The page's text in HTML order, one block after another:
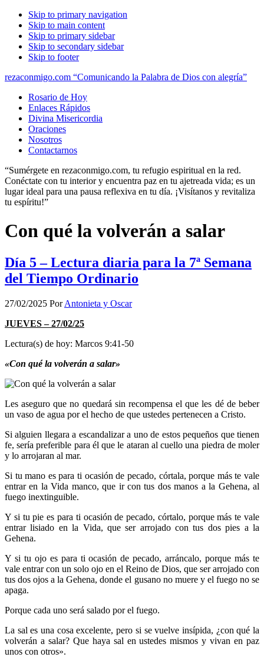
Skip to primary navigation
Skip to main content
Skip to primary sidebar
Skip to secondary sidebar
Skip to footer
rezaconmigo.com “Comunicando la Palabra de Dios con alegría”
Rosario de Hoy
Enlaces Rápidos
Divina Misericordia
Oraciones
Nosotros
Contactarnos
“Sumérgete en rezaconmigo.com, tu refugio espiritual en la red.
Conéctate con tu interior y encuentra paz en tu ajetreada vida; es un
lugar ideal para una pausa reflexiva en tu día. ¡Visítanos y revitaliza
tu espíritu!”
Con qué la volverán a salar
Día 5 – Lectura diaria para la 7ª Semana
del Tiempo Ordinario
27/02/2025 PorAntonieta y Oscar
JUEVES – 27/02/25
Lectura(s) de hoy: Marcos 9:41-50
«Con qué la volverán a salar»
Les aseguro que no quedará sin recompensa el que les dé de beber
un vaso de agua por el hecho de que ustedes pertenecen a Cristo.
Si alguien llegara a escandalizar a uno de estos pequeños que tienen
fe, sería preferible para él que le ataran al cuello una piedra de moler
y lo arrojaran al mar.
Si tu mano es para ti ocasión de pecado, córtala, porque más te vale
entrar en la Vida manco, que ir con tus dos manos a la Gehena, al
fuego inextinguible.
Y si tu pie es para ti ocasión de pecado, córtalo, porque más te vale
entrar lisiado en la Vida, que ser arrojado con tus dos pies a la
Gehena.
Y si tu ojo es para ti ocasión de pecado, arráncalo, porque más te
vale entrar con un solo ojo en el Reino de Dios, que ser arrojado con
tus dos ojos a la Gehena, donde el gusano no muere y el fuego no se
apaga.
Porque cada uno será salado por el fuego.
La sal es una cosa excelente, pero si se vuelve insípida, ¿con qué la
volverán a salar? Que haya sal en ustedes mismos y vivan en paz
unos con otros».